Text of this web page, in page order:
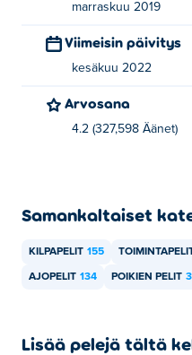
marraskuu 2019
Viimeisin päivitys
kesäkuu 2022
Arvosana
4.2 (327,598 Äänet)
Samankaltaiset
KILPAPELIT 155
AJOPELIT 134 POIKIEN PELIT
Lisää pelejä tältä